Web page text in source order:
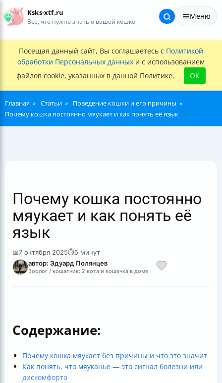
Ksks-xtf.ru
Все, что нужно знать о вашей кошке
Меню
Посещая данный сайт, Вы соглашаетесь с Политикой
обработки Персональных данных и с использованием
файлов cookie, указанных в данной Политике.
OK
Главная Статьи
Поведение кошки и его причины
Почему кошка постоянно мяукает и как понять её язык
Почему кошка постоянно
мяукает и как понять её
язык
📅7 октября 2025⏱5 минут
автор: Эдуард Полянцев
Зоолог / кошатник: 2 кота и кошечка в доме
Содержание:
Почему кошка мяукает без причины и что это значит
Как понять, что мяуканье — это сигнал болезни или
дискомфорта